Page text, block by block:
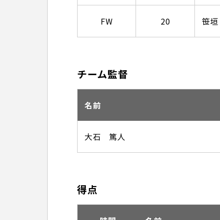
FW 20 笹
チーム監督
名前
大石 篤人
得点